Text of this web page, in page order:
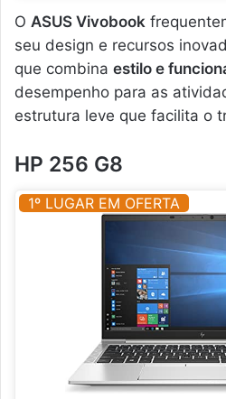
O ASUS Vivobook
seu design e recursos
que combina estilo e
desempenho para as
estrutura leve que facilita o
HP 256 G8
1º LUGAR EM OFERTA